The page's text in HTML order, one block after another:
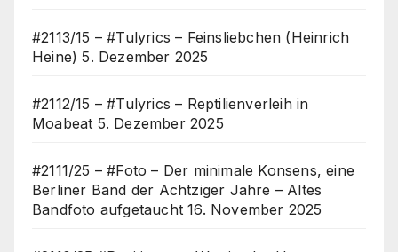
#2113/15 – #Tulyrics – Feinsliebchen (Heinrich
Heine) 5. Dezember 2025
#2112/15 – #Tulyrics – Reptilienverleih in
Moabeat 5. Dezember 2025
#2111/25 – #Foto – Der minimale Konsens, eine
Berliner Band der Achtziger Jahre – Altes
Bandfoto aufgetaucht 16. November 2025